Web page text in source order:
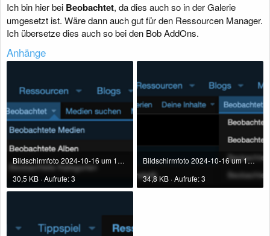
Ich bin hier bei Beobachtet, da dies auch so in der Galerie
umgesetzt ist. Wäre dann auch gut für den Ressourcen Manager.
Ich übersetze dies auch so bei den Bob AddOns.
Anhänge
Bildschirmfoto 2024-10-16 um 18.44.19.png
30,5 KB · Aufrufe: 3
Bildschirmfoto 2024-10-16 um 18.44.27.png
34,8 KB · Aufrufe: 3